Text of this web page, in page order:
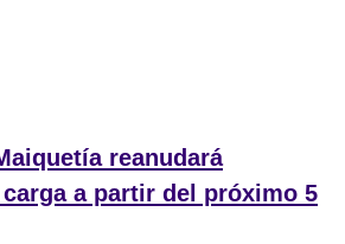
reanudará
a partir del próximo 5